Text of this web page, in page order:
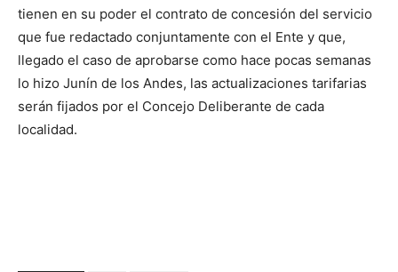
tienen en su poder el contrato de concesión del servicio
que fue redactado conjuntamente con el Ente y que,
llegado el caso de aprobarse como hace pocas semanas
lo hizo Junín de los Andes, las actualizaciones tarifarias
serán fijados por el Concejo Deliberante de cada
localidad.